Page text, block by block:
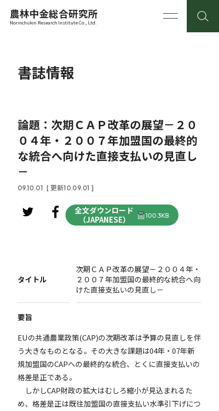
農林中金総合研究所
Norinchukin Research Institute Co., Ltd.
書誌情報
論題：次期ＣＡＰ改革の展望－２０
０４年・２００７年加盟国の最終的
な統合へ向けた直接支払いの見直し
－
09.10.01 [ 更新10.09.01 ]
全文ダウンロード
（JAPANESE）
100.3KB
タイトル
次期ＣＡＰ改革の展望－２００４年・
２００７年加盟国の最終的な統合へ向
けた直接支払いの見直し－
要旨
EUの共通農業政策(CAP)の次期改革は予算の見直しを伴
う大きなものとなる。その大きな課題は04年・07年新
規加盟国のCAPへの最終的な統合、とくに直接支払いの
格差是正である。
しかしCAP財政の拡大はむしろ縮小が見込まれるた
め、格差是正は既往加盟国の直接支払い水準引下げにつ